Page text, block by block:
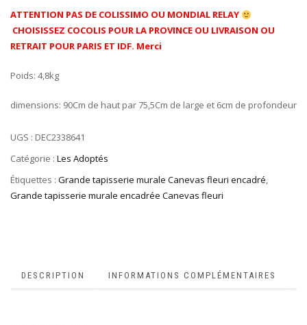
ATTENTION PAS DE COLISSIMO OU MONDIAL RELAY
CHOISISSEZ COCOLIS POUR LA PROVINCE OU LIVRAISON OU
RETRAIT POUR PARIS ET IDF. Merci
Poids: 4,8kg
dimensions: 90Cm de haut par 75,5Cm de large et 6cm de profondeur
UGS : DEC2338641
Catégorie : Les Adoptés
Étiquettes : Grande tapisserie murale Canevas fleuri encadré,
Grande tapisserie murale encadrée Canevas fleuri
DESCRIPTION INFORMATIONS COMPLÉMENTAIRES